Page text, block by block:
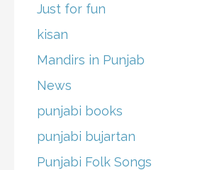
Just for fun
kisan
Mandirs in Punjab
News
punjabi books
punjabi bujartan
Punjabi Folk Songs